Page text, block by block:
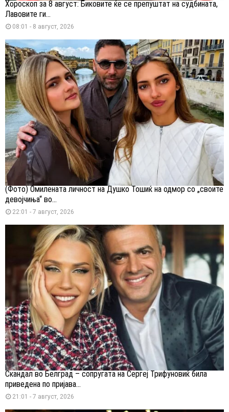
Хороскоп за 8 август: Биковите ќе се препуштат на судбината,
Лавовите ги...
08:01 - 8 август, 2026
(Фото) Омилената личност на Душко Тошиќ на одмор со „своите
девојчиња“ во...
22:01 - 7 август, 2026
Скандал во Белград – сопругата на Сергеј Трифуновиќ била
приведена по пријава...
21:01 - 7 август, 2026